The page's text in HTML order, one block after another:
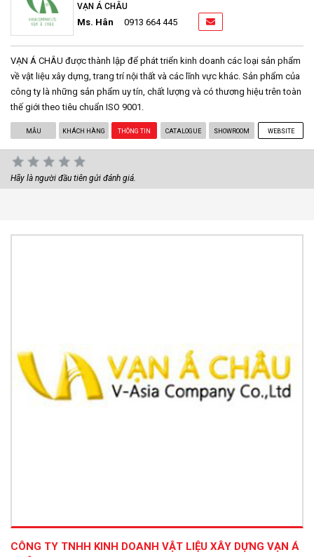
VẠN Á CHÂU
Ms. Hân 0913 664 445
VẠN Á CHÂU được thành lập để phát triển kinh doanh các loại sản phẩm
về vật liệu xây dựng, trang trí nội thất và các lĩnh vực khác. Sản phẩm của
công ty là những sản phẩm uy tín, chất lượng và có thương hiệu trên toàn
thế giới theo tiêu chuẩn ISO 9001.
MẪU KHÁCH HÀNG THÔNG TIN CATALOGUE SHOWROOM WEBSITE
Hãy là người đầu tiên gửi đánh giá.
CÔNG TY TNHH KINH DOANH VẬT LIỆU XÂY DỰNG VẠN Á